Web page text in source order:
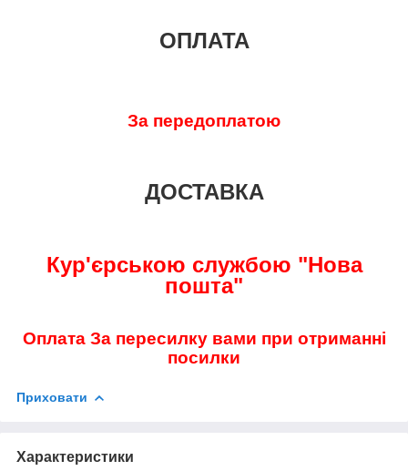
ОПЛАТА
За передоплатою
ДОСТАВКА
Кур'єрською службою "Нова
пошта"
Оплата За пересилку вами при отриманні
посилки
Приховати
Характеристики